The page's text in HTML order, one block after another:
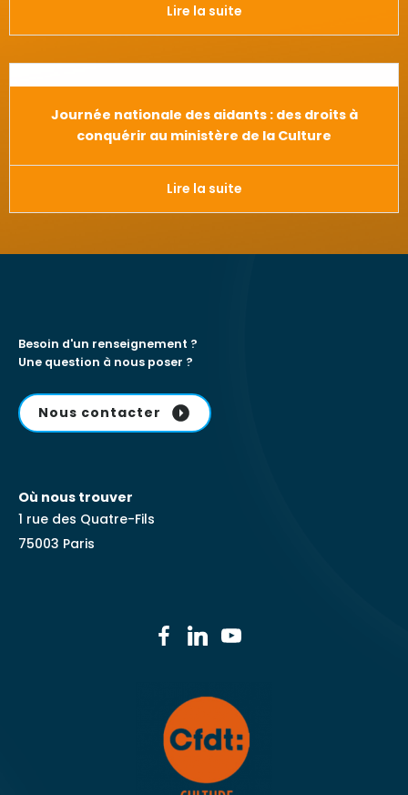
Lire la suite
Journée nationale des aidants : des droits à
conquérir au ministère de la Culture
Lire la suite
Besoin d'un renseignement ?
Une question à nous poser ?
Nous contacter
Où nous trouver
1 rue des Quatre-Fils
75003 Paris